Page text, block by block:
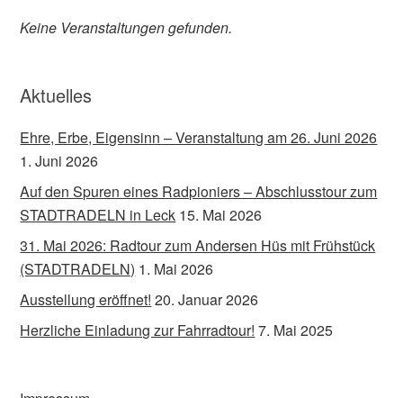
Keine Veranstaltungen gefunden.
Aktuelles
Ehre, Erbe, Eigensinn – Veranstaltung am 26. Juni 2026
1. Juni 2026
Auf den Spuren eines Radpioniers – Abschlusstour zum
STADTRADELN in Leck 15. Mai 2026
31. Mai 2026: Radtour zum Andersen Hüs mit Frühstück
(STADTRADELN) 1. Mai 2026
Ausstellung eröffnet! 20. Januar 2026
Herzliche Einladung zur Fahrradtour! 7. Mai 2025